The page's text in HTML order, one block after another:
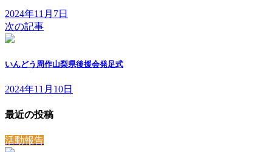
2024年11月7日
次の記事
いんどう周作山梨県後援会発足式
2024年11月10日
最近の投稿
活動報告